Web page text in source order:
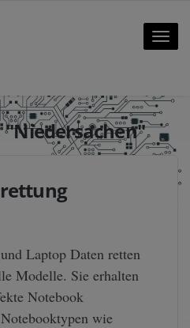
Toggle
"Niedersachen"
Laptop Daten retten
Modelle. Sie erhalten
Notebook
wie